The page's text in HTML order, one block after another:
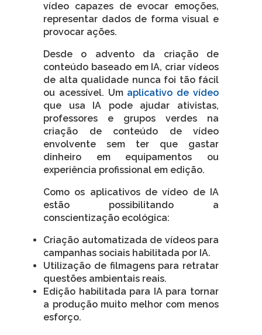
vídeo capazes de evocar emoções,
representar dados de forma visual e
provocar ações.
Desde o advento da criação de
conteúdo baseado em IA, criar vídeos
de alta qualidade nunca foi tão fácil
ou acessível. Um aplicativo de vídeo
que usa IA pode ajudar ativistas,
professores e grupos verdes na
criação de conteúdo de vídeo
envolvente sem ter que gastar
dinheiro em equipamentos ou
experiência profissional em edição.
Como os aplicativos de vídeo de IA
estão possibilitando a
conscientização ecológica:
Criação automatizada de vídeos para
campanhas sociais habilitada por IA.
Utilização de filmagens para retratar
questões ambientais reais.
Edição habilitada para IA para tornar
a produção muito melhor com menos
esforço.